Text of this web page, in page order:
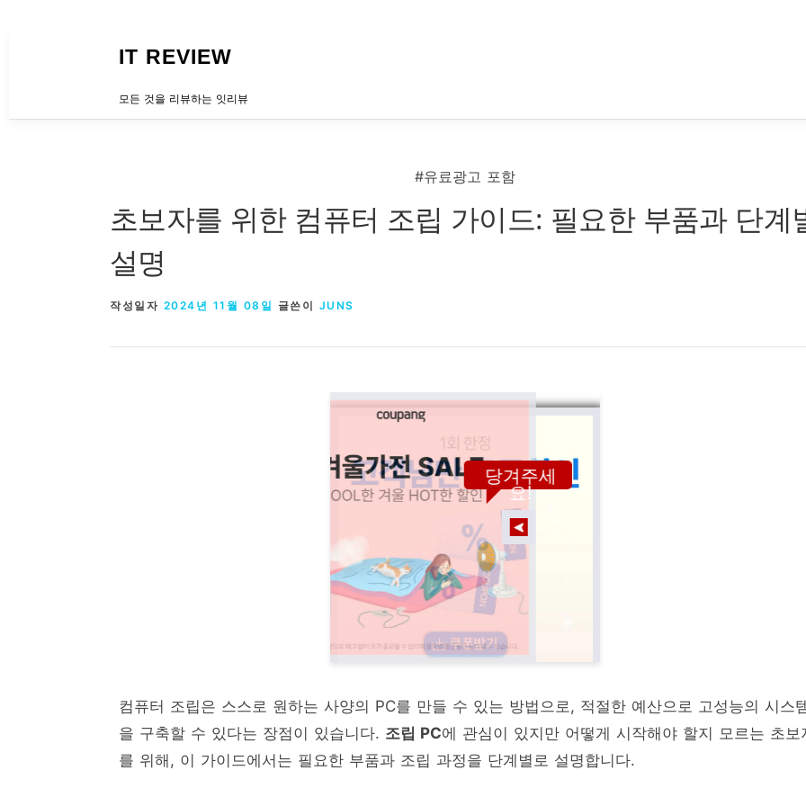
IT REVIEW
모든 것을 리뷰하는 잇리뷰
#유료광고 포함
초보자를 위한 컴퓨터 조립 가이드: 필요한 부품과 단계
설명
작성일자 2024년 11월 08일 글쓴이 JUNS
당겨주세
요!
컴퓨터 조립은 스스로 원하는 사양의 PC를 만들 수 있는 방법으로, 적절한 예산으로 고성능의 시스
을 구축할 수 있다는 장점이 있습니다. 조립 PC에 관심이 있지만 어떻게 시작해야 할지 모르는 초보
를 위해, 이 가이드에서는 필요한 부품과 조립 과정을 단계별로 설명합니다.